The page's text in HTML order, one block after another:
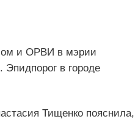
и ОРВИ в мэрии
Эпидпорог в городе
Тищенко пояснила,